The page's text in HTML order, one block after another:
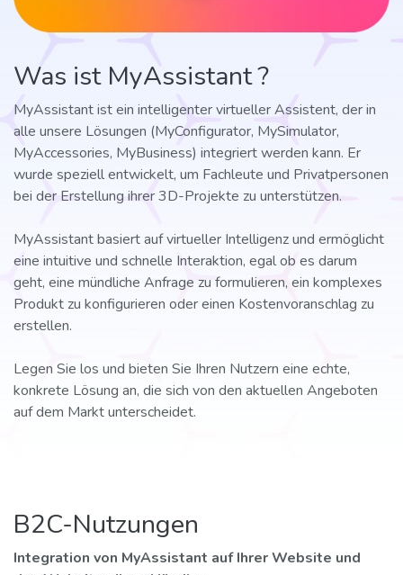
Was ist MyAssistant ?
MyAssistant ist ein intelligenter virtueller Assistent, der in
alle unsere Lösungen (MyConfigurator, MySimulator,
MyAccessories, MyBusiness) integriert werden kann. Er
wurde speziell entwickelt, um Fachleute und Privatpersonen
bei der Erstellung ihrer 3D-Projekte zu unterstützen.
MyAssistant basiert auf virtueller Intelligenz und ermöglicht
eine intuitive und schnelle Interaktion, egal ob es darum
geht, eine mündliche Anfrage zu formulieren, ein komplexes
Produkt zu konfigurieren oder einen Kostenvoranschlag zu
erstellen.
Legen Sie los und bieten Sie Ihren Nutzern eine echte,
konkrete Lösung an, die sich von den aktuellen Angeboten
auf dem Markt unterscheidet.
B2C-Nutzungen
Integration von MyAssistant auf Ihrer Website und